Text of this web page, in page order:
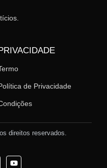
PRIVACIDADE
de Privacidade
direitos reservados.